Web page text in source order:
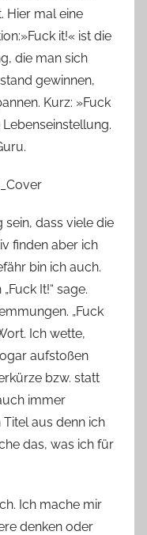
Hier mal eine
it!« ist die
die man sich
gewinnen,
Kurz: »Fuck
sein, dass viele die
finden aber ich
bin ich auch.
It!“ sage.
„Fuck
Ich wette,
aufstoßen
bzw. statt
immer
aus denn ich
das, was ich für
Ich mache mir
denken oder